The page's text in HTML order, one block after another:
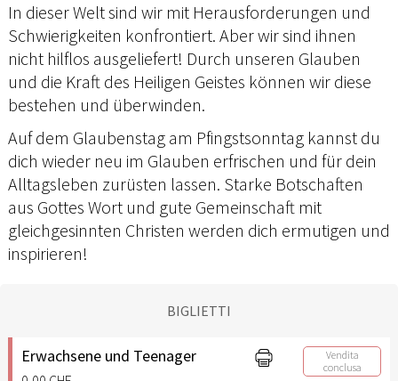
In dieser Welt sind wir mit Herausforderungen und
Schwierigkeiten konfrontiert. Aber wir sind ihnen
nicht hilflos ausgeliefert! Durch unseren Glauben
und die Kraft des Heiligen Geistes können wir diese
bestehen und überwinden.
Auf dem Glaubenstag am Pfingstsonntag kannst du
dich wieder neu im Glauben erfrischen und für dein
Alltagsleben zurüsten lassen. Starke Botschaften
aus Gottes Wort und gute Gemeinschaft mit
gleichgesinnten Christen werden dich ermutigen und
inspirieren!
BIGLIETTI
Erwachsene und Teenager
Vendita
conclusa